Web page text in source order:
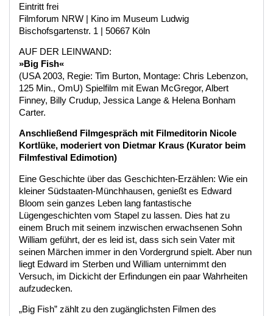
Eintritt frei
Filmforum NRW | Kino im Museum Ludwig
Bischofsgartenstr. 1 | 50667 Köln
AUF DER LEINWAND:
»Big Fish«
(USA 2003, Regie: Tim Burton, Montage: Chris Lebenzon,
125 Min., OmU) Spielfilm mit Ewan McGregor, Albert
Finney, Billy Crudup, Jessica Lange & Helena Bonham
Carter.
Anschließend Filmgespräch mit Filmeditorin Nicole
Kortlüke, moderiert von Dietmar Kraus (Kurator beim
Filmfestival Edimotion)
Eine Geschichte über das Geschichten-Erzählen: Wie ein
kleiner Südstaaten-Münchhausen, genießt es Edward
Bloom sein ganzes Leben lang fantastische
Lügengeschichten vom Stapel zu lassen. Dies hat zu
einem Bruch mit seinem inzwischen erwachsenen Sohn
William geführt, der es leid ist, dass sich sein Vater mit
seinen Märchen immer in den Vordergrund spielt. Aber nun
liegt Edward im Sterben und William unternimmt den
Versuch, im Dickicht der Erfindungen ein paar Wahrheiten
aufzudecken.
„Big Fish” zählt zu den zugänglichsten Filmen des